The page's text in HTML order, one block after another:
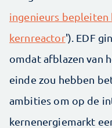
ingenieurs bepleiten
kernreactor'). EDF
omdat afblazen van
einde zou hebben
ambities om op de
kernenergiemarkt